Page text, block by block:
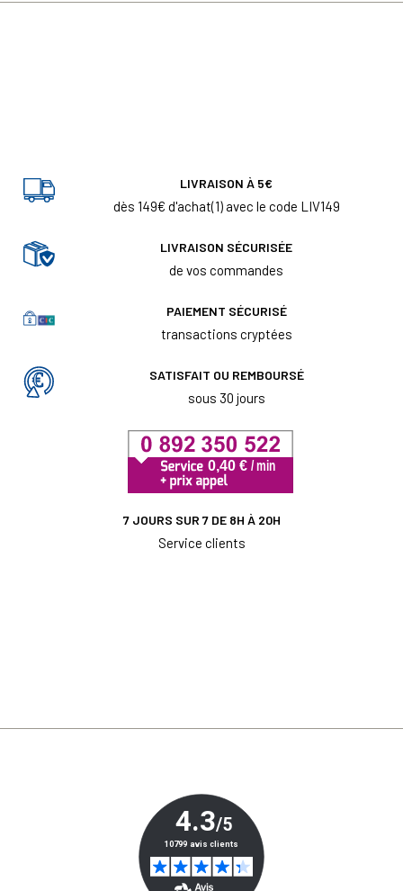
LIVRAISON À 5€
dès 149€ d'achat(1) avec le code LIV149
LIVRAISON SÉCURISÉE
de vos commandes
PAIEMENT SÉCURISÉ
transactions cryptées
SATISFAIT OU REMBOURSÉ
sous 30 jours
7 JOURS SUR 7 DE 8H À 20H
Service clients